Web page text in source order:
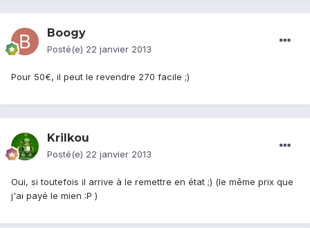
Boogy
Posté(e) 22 janvier 2013
Pour 50€, il peut le revendre 270 facile ;)
Krilkou
Posté(e) 22 janvier 2013
Oui, si toutefois il arrive à le remettre en état ;) (le même prix que
j'ai payé le mien :P )